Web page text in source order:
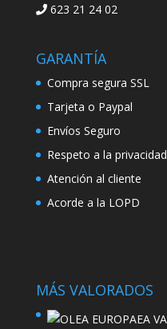
623 21 24 02
GARANTÍA
Compra segura SSL
Tarjeta o Paypal
Envíos Seguro
Respeto a la privacidad
Atención al cliente
Acorde a la LOPD
MÁS VALORADOS